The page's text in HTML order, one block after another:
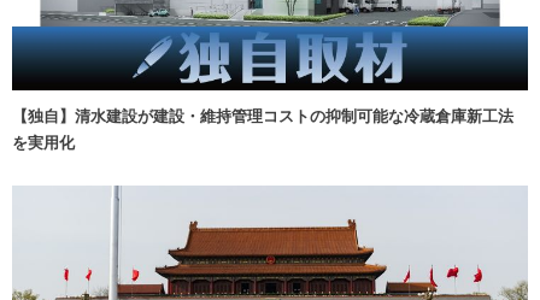
【独自】清水建設が建設・維持管理コストの抑制可能な冷蔵倉庫新工法
を実用化